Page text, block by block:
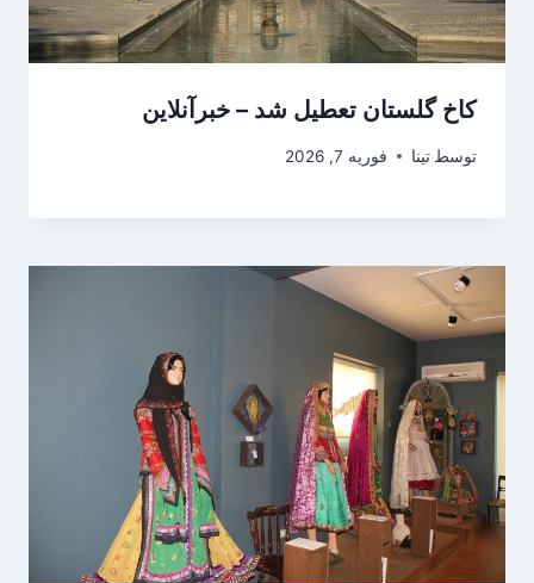
کاخ گلستان تعطیل شد – خبرآنلاین
توسط تینا فوریه 7, 2026